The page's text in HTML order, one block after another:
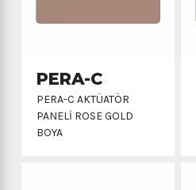
PERA-C
PERA-C AKTÜATÖR
PANELİ ROSE GOLD
BOYA